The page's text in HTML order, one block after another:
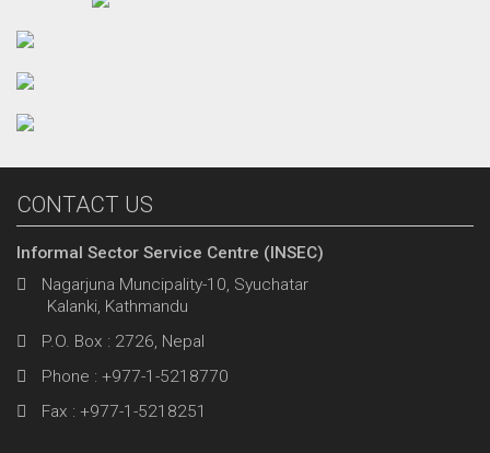
CONTACT US
Informal Sector Service Centre (INSEC)
Nagarjuna Muncipality-10, Syuchatar
Kalanki, Kathmandu
P.O. Box : 2726, Nepal
Phone : +977-1-5218770
Fax : +977-1-5218251